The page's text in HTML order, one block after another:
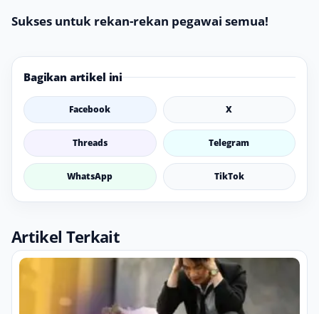
Sukses untuk rekan-rekan pegawai semua!
Bagikan artikel ini
Facebook X
Threads Telegram
WhatsApp TikTok
Artikel Terkait